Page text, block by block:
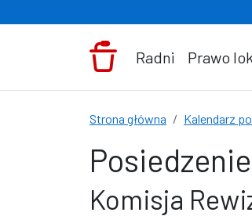
Radni Prawo
Strona główna Kalendarz
Komisja